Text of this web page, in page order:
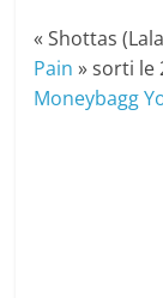
« Shottas
Pain » sorti le
Moneybagg